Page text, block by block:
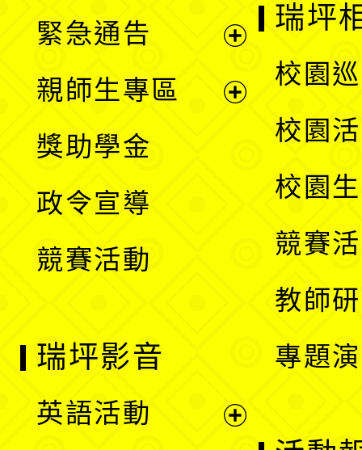
單
選
單
緊急通告
親師生專區
獎助學金
政令宣導
競賽活動
瑞坪
校園
校園
校園
競賽
教師
專題
瑞坪影音
英語活動